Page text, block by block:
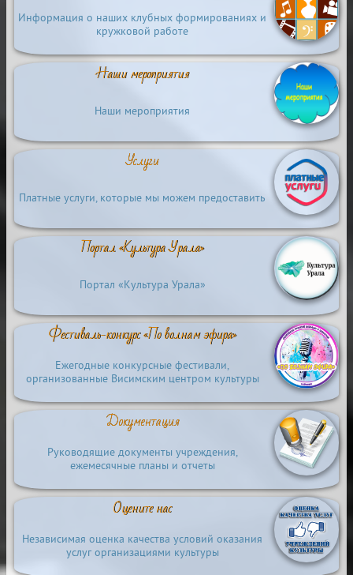
Информация о наших клубных формированиях и
кружковой работе
Наши мероприятия
Наши мероприятия
Услуги
Платные услуги, которые мы можем предоставить
Портал «Культура Урала»
Портал «Культура Урала»
Фестиваль-конкурс «По волнам эфира»
Ежегодные конкурсные фестивали,
организованные Висимским центром культуры
Документация
Руководящие документы учреждения,
ежемесячные планы и отчеты
Оцените нас
Независимая оценка качества условий оказания
услуг организациями культуры